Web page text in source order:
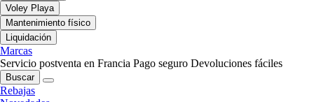
Voley Playa
Mantenimiento físico
Liquidación
Marcas
Servicio postventa en Francia Pago seguro Devoluciones fáciles
Buscar
Rebajas